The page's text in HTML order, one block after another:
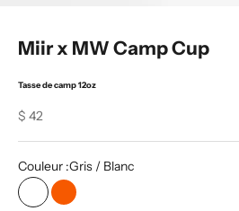
Miir x MW Camp Cup
Tasse de camp 12oz
Sale price
$ 42
Couleur :Gris / Blanc
Gris / BlancGris / Orange